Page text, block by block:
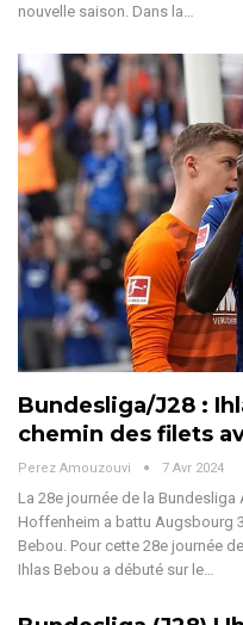
nouvelle saison. Dans la
Bundesliga/J28 :
chemin des filets
Perez Amouzouvi 7 Avr 2024
La 28e journée de la
Hoffenheim a battu Augsbourg
Bebou. Pour cette 28e journée
Ihlas Bebou a débuté sur le…